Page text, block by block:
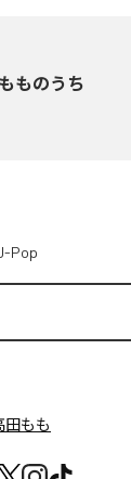
ものうち
Pop
田もも